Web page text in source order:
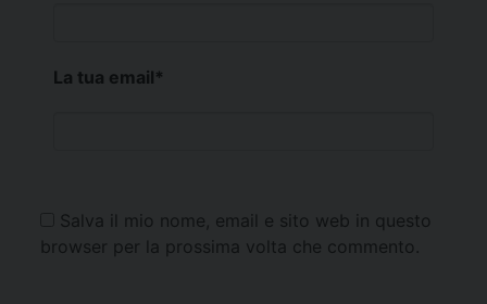
La tua email*
Salva il mio nome, email e sito web in questo
browser per la prossima volta che commento.